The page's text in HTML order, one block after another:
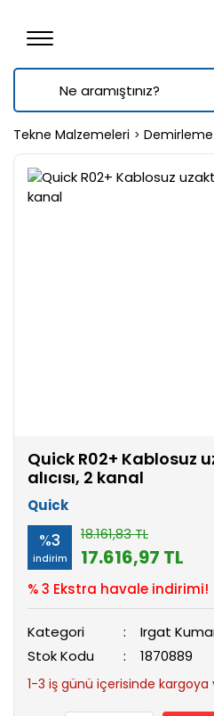
Tekne Malzemeleri
Quick R02+ Kablosuz
alıcısı, 2 kanal
Quick
%3
indirim
18.161,83 TL
17.616,97 TL
% 3 Ekstra havale indirimi!
Kategori
Irgat
Stok Kodu
1870889
1-3 iş günü içerisinde kargoya